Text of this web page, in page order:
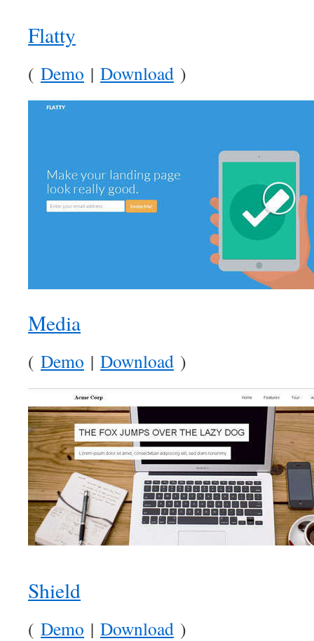
Flatty
( Demo | Download )
Media
( Demo | Download )
Shield
( Demo | Download )